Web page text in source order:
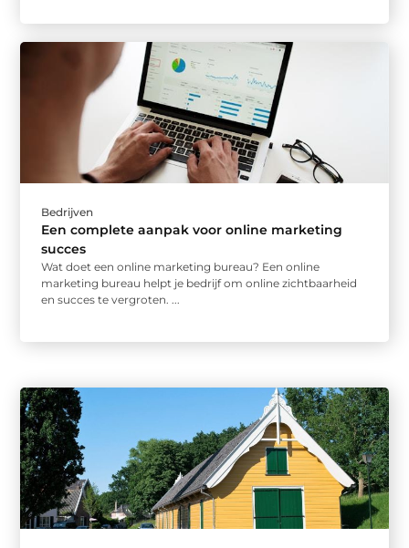
Bedrijven
Een complete aanpak voor online marketing
succes
Wat doet een online marketing bureau? Een online
marketing bureau helpt je bedrijf om online zichtbaarheid
en succes te vergroten. ...